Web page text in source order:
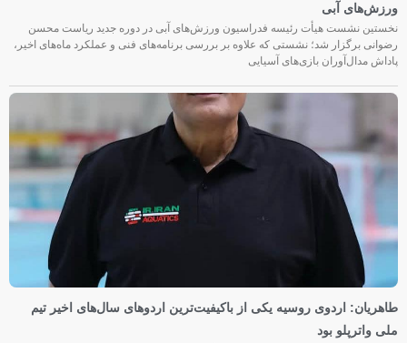
ورزش‌های آبی
نخستین نشست هیأت رئیسه فدراسیون ورزش‌های آبی در دوره جدید ریاست محسن
رضوانی برگزار شد؛ نشستی که علاوه بر بررسی برنامه‌های فنی و عملکرد ماه‌های اخیر،
پاداش مدال‌آوران بازی‌های آسیایی
طاهریان: اردوی روسیه یکی از باکیفیت‌ترین اردوهای سال‌های اخیر تیم
ملی واترپلو بود